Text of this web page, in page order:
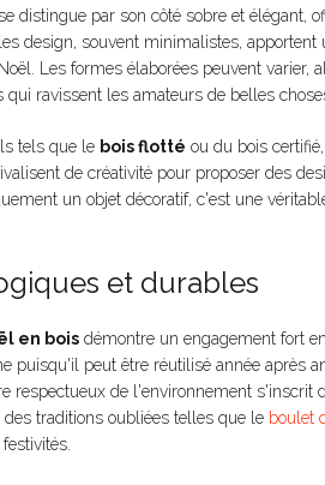
distingue par son côté sobre et élégant,
design, souvent minimalistes,
Les formes élaborées peuvent varier,
ravissent les amateurs de belles
tels que le bois flotté ou du bois
de créativité pour proposer des
un objet décoratif, c'est une
et durables
en bois démontre un engagement fort
puisqu'il peut être réutilisé année après
respectueux de l'environnement s'inscrit
traditions oubliées telles que le boulet